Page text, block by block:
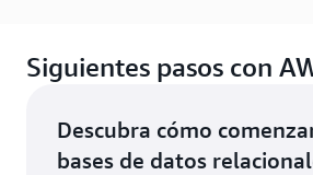
Siguientes pasos con
Descubra cómo
bases de datos